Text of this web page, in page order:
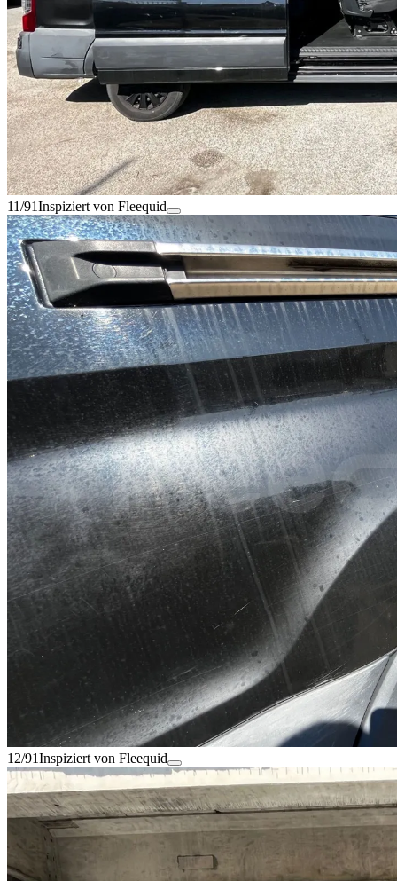
11/91Inspiziert von Fleequid
12/91Inspiziert von Fleequid